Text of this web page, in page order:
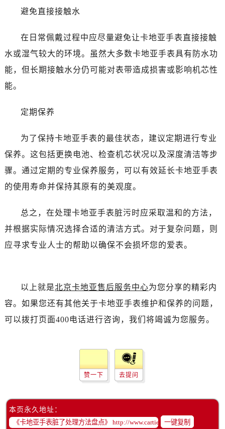
避免直接接触水
在日常佩戴过程中应尽量避免让卡地亚手表直接接触
水或湿气较大的环境。虽然大多数卡地亚手表具有防水功
能，但长期接触水分仍可能对表带造成损害或影响机芯性
能。
定期保养
为了保持卡地亚手表的最佳状态，建议定期进行专业
保养。这包括更换电池、检查机芯状况以及深度清洁等步
骤。通过定期的专业保养服务，可以有效延长卡地亚手表
的使用寿命并保持其原有的美观度。
总之，在处理卡地亚手表脏污时应采取温和的方法，
并根据实际情况选择合适的清洁方式。对于复杂问题，则
应寻求专业人士的帮助以确保不会损坏您的爱表。
以上就是北京卡地亚售后服务中心为您分享的精彩内
容。如果您还有其他关于卡地亚手表维护和保养的问题，
可以拨打页面400电话进行咨询，我们将竭诚为您服务。
赞一下 去提问
本页永久地址：
一键复制